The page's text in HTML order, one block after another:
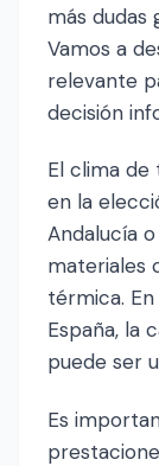
más dudas
Vamos a
relevante
decisión
El clima de
en la
Andalucía
materiales
térmica.
España, la
puede ser
Es